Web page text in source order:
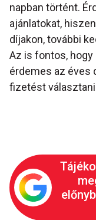
napban történt.
ajánlatokat,
díjakon, további
Az is fontos,
érdemes az éves
fizetést